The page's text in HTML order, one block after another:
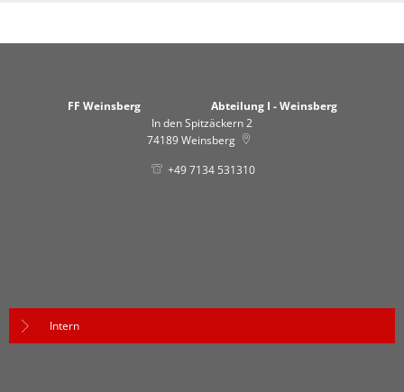
FF Weinsberg Abteilung I - Weinsberg
In den Spitzäckern 2
74189Weinsberg
+49 7134 531310
Intern